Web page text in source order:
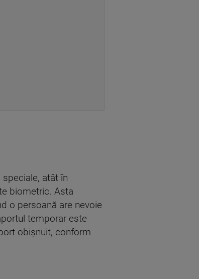
atât în
biometric. Asta
o persoană are nevoie
temporar este
obișnuit, conform